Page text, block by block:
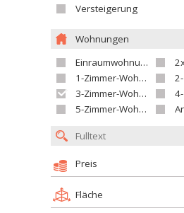
Versteigerung
Wohnungen
Einraumwohnung
1-Zimmer-Wohnung
2-
3-Zimmer-Wohnung
4-
5-Zimmer-Wohnung und größer
Preis
Fläche